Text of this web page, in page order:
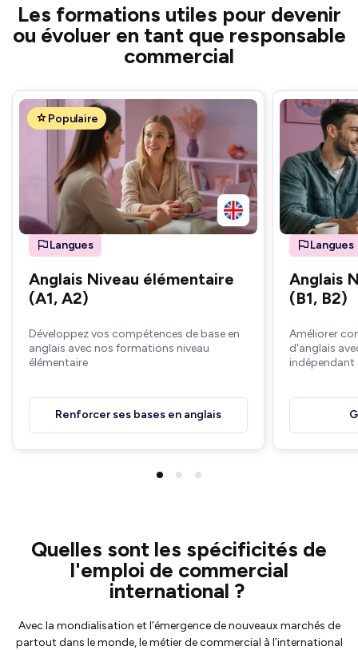
Les formations utiles pour devenir
ou évoluer en tant que responsable
commercial
Populaire
Langues
Anglais Niveau élémentaire
(A1, A2)
Développez vos compétences de base en
anglais avec nos formations niveau
élémentaire
Renforcer ses bases en anglais
Langues
Anglais
(B1, B2)
Améliorer
d'anglais
indépendant
Quelles sont les spécificités de
l'emploi de commercial
international ?
Avec la mondialisation et l’émergence de nouveaux marchés de
partout dans le monde, le métier de commercial à l’international